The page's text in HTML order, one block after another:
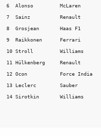
6  Alonso	  McLaren		1:19.856	+1.809	    57
7  Sainz 	  Renault		1:20.042	+1.995	    88
8  Grosjean	  Haas F1	  	1:20.237	+2.190	    78
9  Raikkonen	  Ferrari		1:20.242	+2.195	    49
10 Stroll	  Williams		1:20.349	+2.302	    63
11 Hülkenberg	  Renault		1:20.758	+2.711	    102
12 Ocon	          Force India		1:20.805	+2.758	    130
13 Leclerc	  Sauber		1:20.918	+2.871	    160